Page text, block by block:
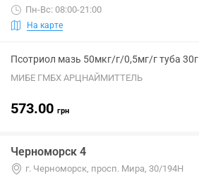
Пн-Вс: 08:00-21:00
На карте
Псотриол мазь 50мкг/г/0,5мг/г туба 30г
МИБЕ ГМБХ АРЦНАЙМИТТЕЛЬ
573.00 грн
Черноморск 4
г. Черноморск, просп. Мира, 30/194Н